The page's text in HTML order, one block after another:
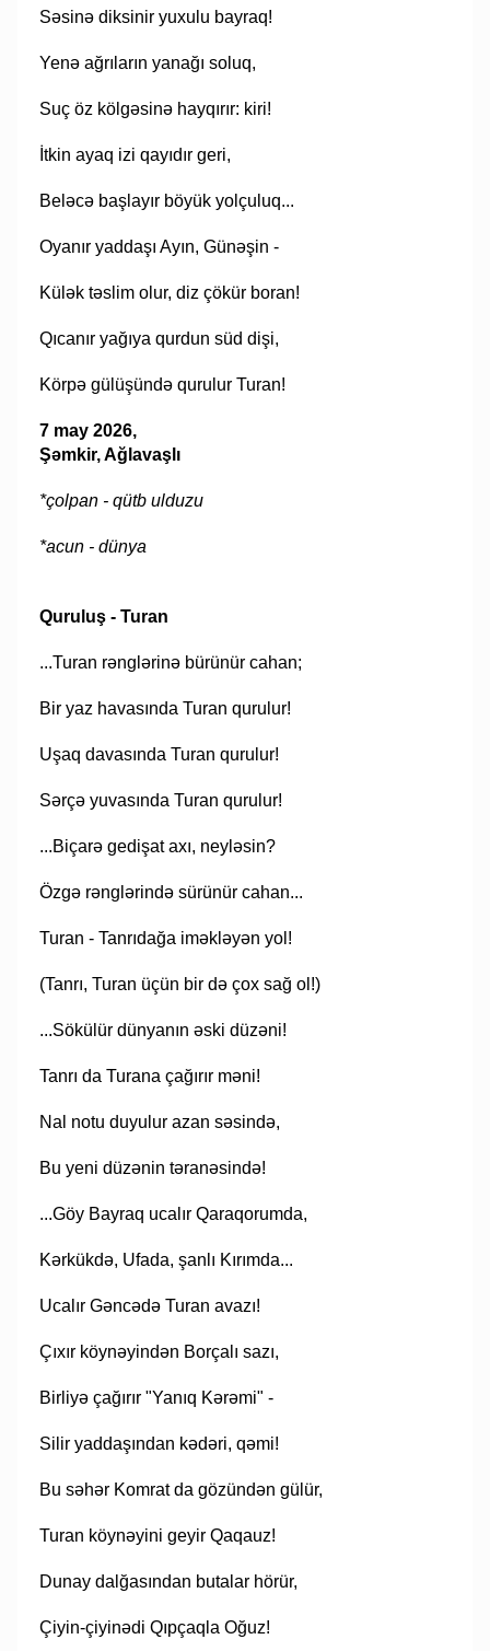
Səsinə diksinir yuxulu bayraq!
Yenə ağrıların yanağı soluq,
Suç öz kölgəsinə hayqırır: kiri!
İtkin ayaq izi qayıdır geri,
Beləcə başlayır böyük yolçuluq...
Oyanır yaddaşı Ayın, Günəşin -
Külək təslim olur, diz çökür boran!
Qıcanır yağıya qurdun süd dişi,
Körpə gülüşündə qurulur Turan!
7 may 2026,
Şəmkir, Ağlavaşlı
*çolpan - qütb ulduzu
*acun - dünya
Quruluş - Turan
...Turan rənglərinə bürünür cahan;
Bir yaz havasında Turan qurulur!
Uşaq davasında Turan qurulur!
Sərçə yuvasında Turan qurulur!
...Biçarə gedişat axı, neyləsin?
Özgə rənglərində sürünür cahan...
Turan - Tanrıdağa iməkləyən yol!
(Tanrı, Turan üçün bir də çox sağ ol!)
...Sökülür dünyanın əski düzəni!
Tanrı da Turana çağırır məni!
Nal notu duyulur azan səsində,
Bu yeni düzənin təranəsində!
...Göy Bayraq ucalır Qaraqorumda,
Kərkükdə, Ufada, şanlı Kırımda...
Ucalır Gəncədə Turan avazı!
Çıxır köynəyindən Borçalı sazı,
Birliyə çağırır "Yanıq Kərəmi" -
Silir yaddaşından kədəri, qəmi!
Bu səhər Komrat da gözündən gülür,
Turan köynəyini geyir Qaqauz!
Dunay dalğasından butalar hörür,
Çiyin-çiyinədi Qıpçaqla Oğuz!